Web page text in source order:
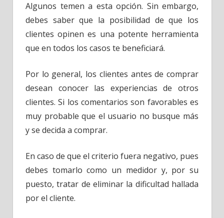
Algunos temen a esta opción. Sin embargo,
debes saber que la posibilidad de que los
clientes opinen es una potente herramienta
que en todos los casos te beneficiará.
Por lo general, los clientes antes de comprar
desean conocer las experiencias de otros
clientes. Si los comentarios son favorables es
muy probable que el usuario no busque más
y se decida a comprar.
En caso de que el criterio fuera negativo, pues
debes tomarlo como un medidor y, por su
puesto, tratar de eliminar la dificultad hallada
por el cliente.